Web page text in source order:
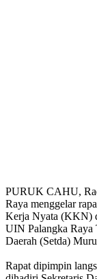
PURUK CAHU,
Raya menggelar
Kerja Nyata (KKN)
UIN Palangka Raya
Daerah (Setda)
Rapat dipimpin